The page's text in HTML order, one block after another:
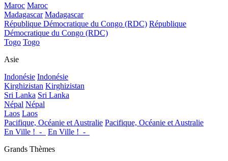
Maroc Maroc
Madagascar Madagascar
République Démocratique du Congo (RDC) République
Démocratique du Congo (RDC)
Togo Togo
Asie
Indonésie Indonésie
Kirghizistan Kirghizistan
Sri Lanka Sri Lanka
Népal Népal
Laos Laos
Pacifique, Océanie et Australie Pacifique, Océanie et Australie
En Ville !_-_
En Ville !_-_
Grands Thèmes